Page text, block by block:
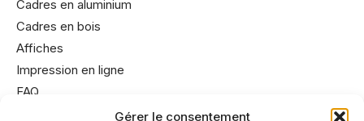
Gérer le consentement
Cadres en aluminium
Cadres en bois
Affiches
Impression en ligne
FAQ